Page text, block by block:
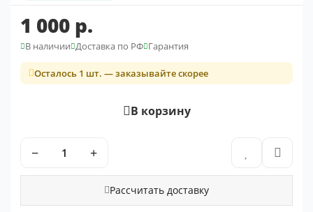
1 000 р.
В наличии Доставка по РФ Гарантия
Осталось 1 шт. — заказывайте скорее
В корзину
− +
Рассчитать доставку